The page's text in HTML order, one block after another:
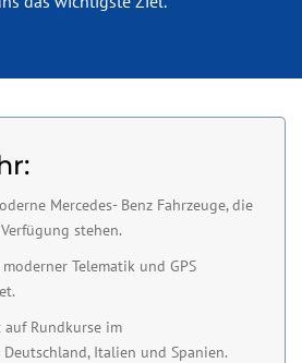
Mercedes- Benz Fahrzeuge, die
stehen.
Telematik und GPS
Rundkurse im
Italien und Spanien.